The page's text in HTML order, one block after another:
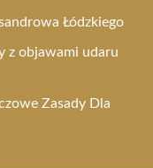
Łódzkiego
z objawami udaru
Zasady Dla